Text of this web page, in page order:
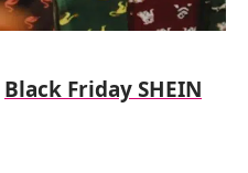
Black Friday SHEIN